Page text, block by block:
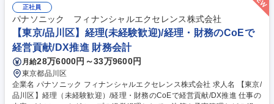
言指導 ■会計、SOX監査対応 ■経理プロセスの標準化・効率化(RPAや生成
AI等のテクノロジー活用、マニュアル等の整備更新) 募集職種 【経理/第二
新卒可】NTTデータグループの未来を支える/テレワーク率80％
正社員
パナソニック フィナンシャルエクセレンス株式会社
【東京/品川区】経理(未経験歓迎)/経理・財務のCoEで
経営貢献/DX推進 財務会計
月給28万6000円～33万9600円
東京都品川区
企業名 パナソニック フィナンシャルエクセレンス株式会社 求人名 【東京/
品川区】経理（未経験歓迎）/経理・財務のCoEで経営貢献/DX推進 仕事の